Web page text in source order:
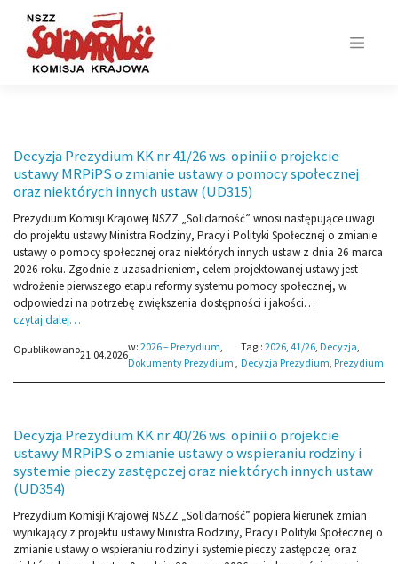
content
Decyzja Prezydium KK nr 41/26 ws. opinii o projekcie
ustawy MRPiPS o zmianie ustawy o pomocy społecznej
oraz niektórych innych ustaw (UD315)
Prezydium Komisji Krajowej NSZZ „Solidarność” wnosi następujące uwagi
do projektu ustawy Ministra Rodziny, Pracy i Polityki Społecznej o zmianie
ustawy o pomocy społecznej oraz niektórych innych ustaw z dnia 26 marca
2026 roku. Zgodnie z uzasadnieniem, celem projektowanej ustawy jest
wdrożenie pierwszego etapu reformy systemu pomocy społecznej, w
odpowiedzi na potrzebę zwiększenia dostępności i jakości…
czytaj dalej…
Opublikowano21.04.2026
w: 2026 – Prezydium
Dokumenty Prezydium ,
Tagi:2026, 41/26, Decyzja
Decyzja Prezydium, Prezydium
Decyzja Prezydium KK nr 40/26 ws. opinii o projekcie
ustawy MRPiPS o zmianie ustawy o wspieraniu rodziny i
systemie pieczy zastępczej oraz niektórych innych ustaw
(UD354)
Prezydium Komisji Krajowej NSZZ „Solidarność” popiera kierunek zmian
wynikający z projektu ustawy Ministra Rodziny, Pracy i Polityki Społecznej o
zmianie ustawy o wspieraniu rodziny i systemie pieczy zastępczej oraz